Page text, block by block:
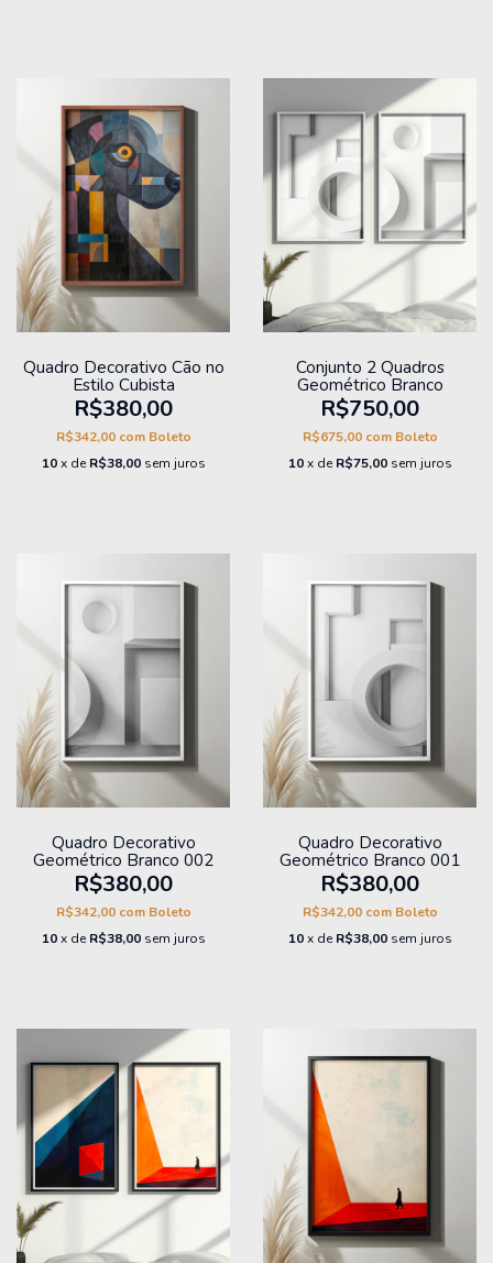
Quadro Decorativo Cão no
Estilo Cubista
R$380,00
R$342,00 com Boleto
10 x de R$38,00 sem juros
Conjunto 2 Quadros
Geométrico Branco
R$750,00
R$675,00 com Boleto
10 x de R$75,00 sem juros
Quadro Decorativo
Geométrico Branco 002
R$380,00
R$342,00 com Boleto
10 x de R$38,00 sem juros
Quadro Decorativo
Geométrico Branco 001
R$380,00
R$342,00 com Boleto
10 x de R$38,00 sem juros